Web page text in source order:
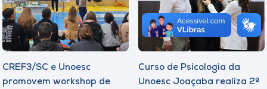
CREF3/SC e Unoesc
promovem workshop de
Curso de Psicologia da
Unoesc Joaçaba realiza 2ª